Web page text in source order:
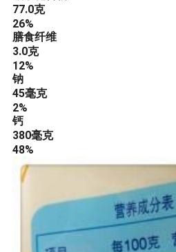
77.0克
26%
膳食纤维
3.0克
12%
钠
45毫克
2%
钙
380毫克
48%